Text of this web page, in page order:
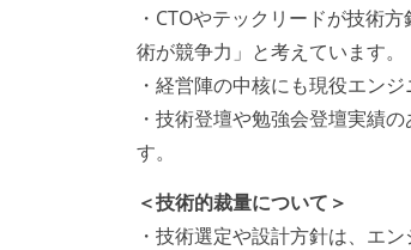
・CTOやテックリードが技術
術が競争力」と考えています。
・経営陣の中核にも現役エン
・技術登壇や勉強会登壇実績
す。
＜技術的裁量について＞
・技術選定や設計方針は、エ